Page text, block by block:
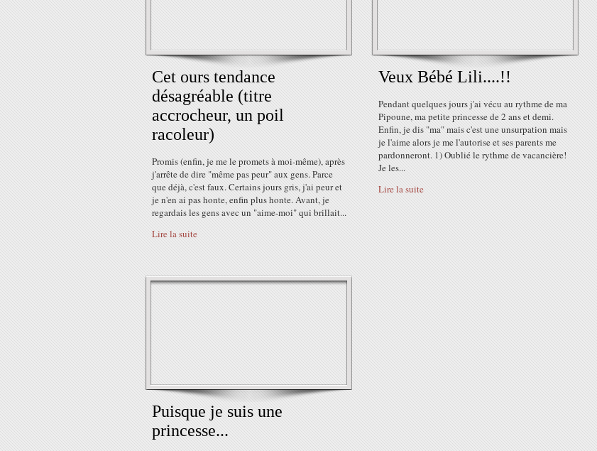
Cet ours tendance
désagréable (titre
accrocheur, un poil
racoleur)
Promis (enfin, je me le promets à moi-même), après
j'arrête de dire "même pas peur" aux gens. Parce
que déjà, c'est faux. Certains jours gris, j'ai peur et
je n'en ai pas honte, enfin plus honte. Avant, je
regardais les gens avec un "aime-moi" qui brillait...
Lire la suite
Veux Bébé Lili....!!
Pendant quelques jours j'ai vécu au rythme de ma
Pipoune, ma petite princesse de 2 ans et demi.
Enfin, je dis "ma" mais c'est une unsurpation mais
je l'aime alors je me l'autorise et ses parents me
pardonneront. 1) Oublié le rythme de vacancière!
Je les...
Lire la suite
Puisque je suis une
princesse...